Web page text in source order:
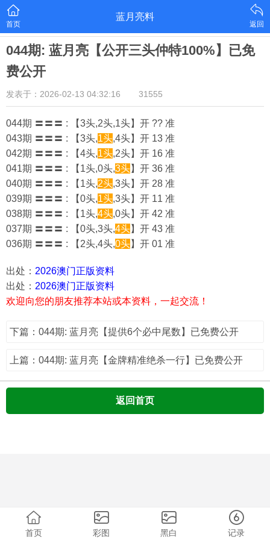
首页
蓝月亮料
返回
044期: 蓝月亮【公开三头仲特100%】已免
费公开
发表于：2026-02-13 04:32:16 31555
044期 〓〓〓 : 【3头,2头,1头】开 ?? 准
043期 〓〓〓 : 【3头,1头,4头】开 13 准
042期 〓〓〓 : 【4头,1头,2头】开 16 准
041期 〓〓〓 : 【1头,0头,3头】开 36 准
040期 〓〓〓 : 【1头,2头,3头】开 28 准
039期 〓〓〓 : 【0头,1头,3头】开 11 准
038期 〓〓〓 : 【1头,4头,0头】开 42 准
037期 〓〓〓 : 【0头,3头,4头】开 43 准
036期 〓〓〓 : 【2头,4头,0头】开 01 准
出处： 2026澳门正版资料
出处： 2026澳门正版资料
欢迎向您的朋友推荐本站或本资料，一起交流！
下篇：044期: 蓝月亮【提供6个必中尾数】已免费公开
上篇：044期: 蓝月亮【金牌精准绝杀一行】已免费公开
返回首页
首页 彩图 黑白 记录